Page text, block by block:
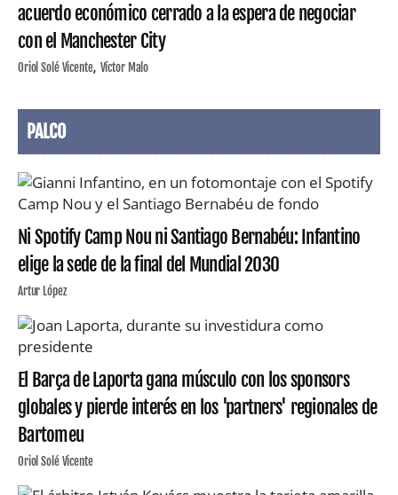
acuerdo económico cerrado a la espera de negociar
con el Manchester City
Oriol Solé Vicente Víctor Malo
PALCO
Ni Spotify Camp Nou ni Santiago Bernabéu: Infantino
elige la sede de la final del Mundial 2030
Artur López
El Barça de Laporta gana músculo con los sponsors
globales y pierde interés en los 'partners' regionales de
Bartomeu
Oriol Solé Vicente